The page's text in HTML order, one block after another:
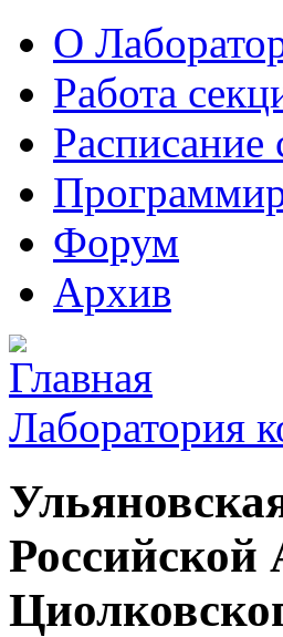
О
Работа
Расписание
Форум
Архив
Лаборатория